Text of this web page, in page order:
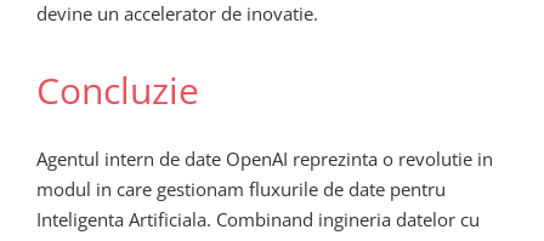
devine un accelerator de inovatie.
Concluzie
Agentul intern de date OpenAI reprezinta o revolutie in
modul in care gestionam fluxurile de date pentru
Inteligenta Artificiala. Combinand ingineria datelor cu